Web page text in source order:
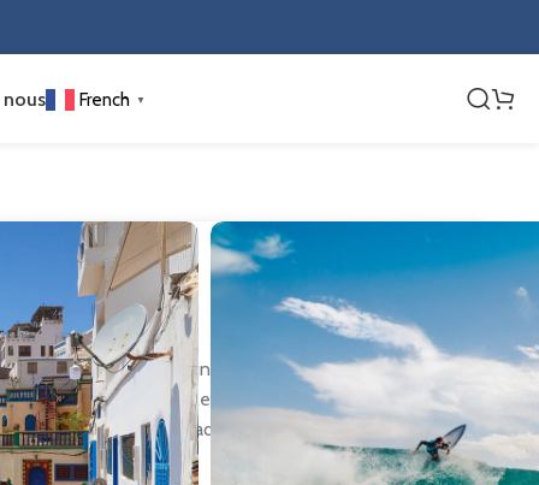
French ▼
devenu un spot incontournable du surf au
parfaites pour tous les niveaux et de son ambiance
fruits de mer frais et admirez un coucher de soleil